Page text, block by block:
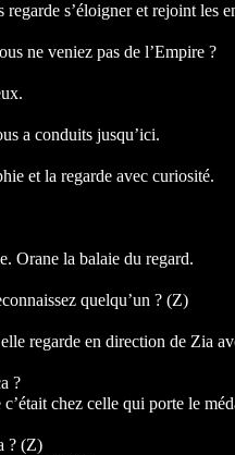
s’éloigner et rejoint les
ne veniez pas de l’Empire ?
a conduits jusqu’ici.
et la regarde avec curiosité.
Orane la balaie du regard.
quelqu’un ? (Z)
regarde en direction de Zia
?
chez celle qui porte le
? (Z)